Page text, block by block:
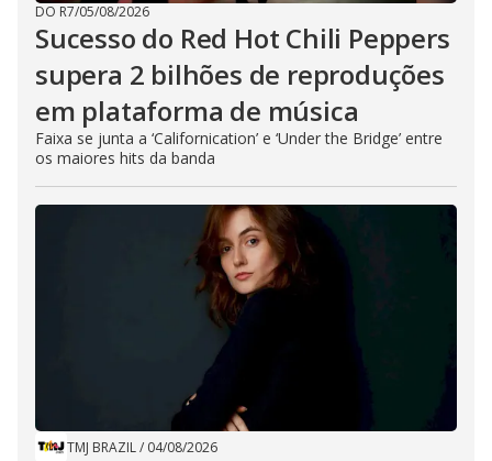
DO R7/05/08/2026
Sucesso do Red Hot Chili Peppers
supera 2 bilhões de reproduções
em plataforma de música
Faixa se junta a ‘Californication’ e ‘Under the Bridge’ entre
os maiores hits da banda
TMJ BRAZIL/ 04/08/2026